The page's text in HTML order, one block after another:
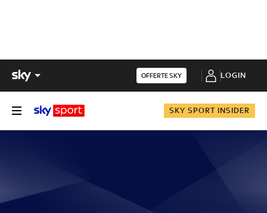
OFFERTE SKY LOGIN
SKY SPORT INSIDER